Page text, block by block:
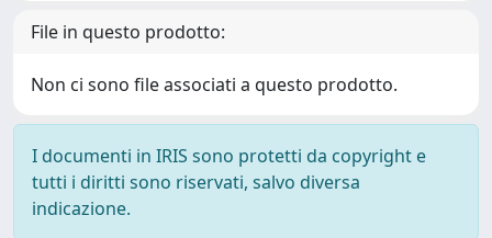
File in questo prodotto:
Non ci sono file associati a questo prodotto.
I documenti in IRIS sono protetti da copyright e
tutti i diritti sono riservati, salvo diversa
indicazione.